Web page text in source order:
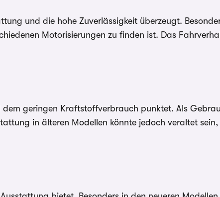
und die hohe Zuverlässigkeit überzeugt.
Motorisierungen zu finden ist. Das
geringen Kraftstoffverbrauch punktet. Als
in älteren Modellen könnte jedoch veraltet